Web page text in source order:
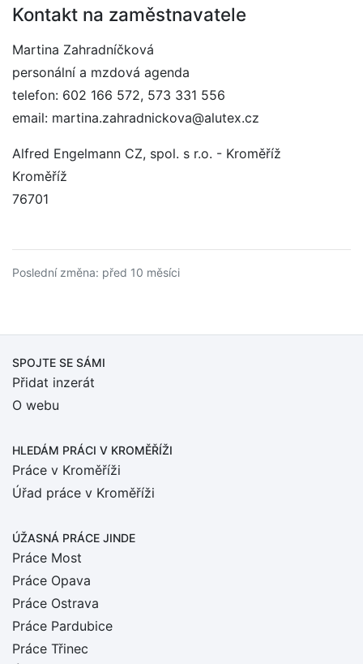
Kontakt na zaměstnavatele
Martina Zahradníčková
personální a mzdová agenda
telefon: 602 166 572, 573 331 556
email: martina.zahradnickova@alutex.cz
Alfred Engelmann CZ, spol. s r.o. - Kroměříž
Kroměříž
76701
Poslední změna: před 10 měsíci
SPOJTE SE SÁMI
Přidat inzerát
O webu
HLEDÁM PRÁCI V KROMĚŘÍŽI
Práce v Kroměříži
Úřad práce v Kroměříži
ÚŽASNÁ PRÁCE JINDE
Práce Most
Práce Opava
Práce Ostrava
Práce Pardubice
Práce Třinec